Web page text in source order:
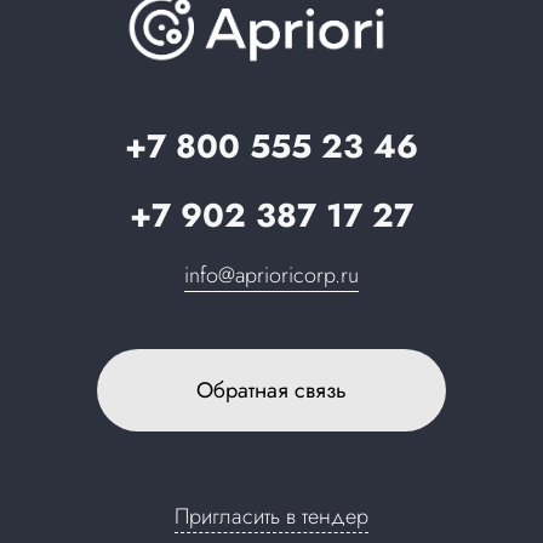
+7 800 555 23 46
+7 902 387 17 27
info@aprioricorp.ru
Обратная связь
Пригласить в тендер
Вопрос-ответ
Запрос в поддержку